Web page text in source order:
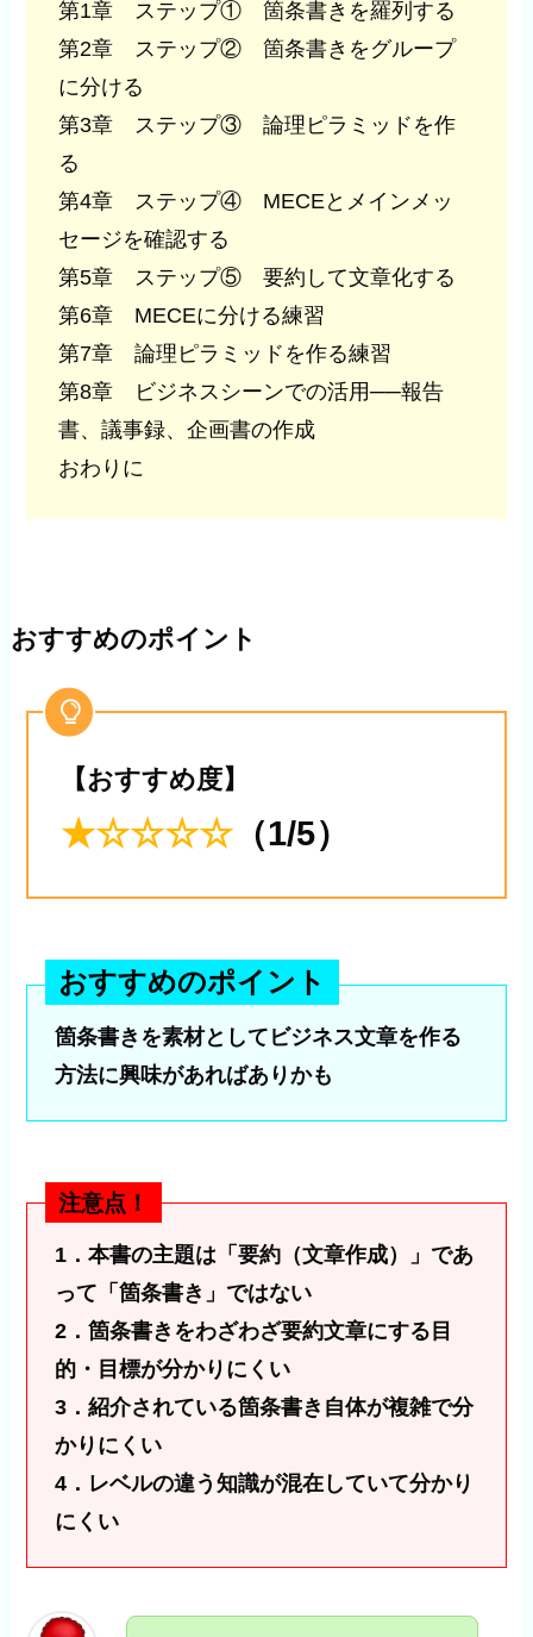
第1章 ステップ① 箇条書きを羅列する
第2章 ステップ② 箇条書きをグループ
に分ける
第3章 ステップ③ 論理ピラミッドを作
る
第4章 ステップ④ MECEとメインメッ
セージを確認する
第5章 ステップ⑤ 要約して文章化する
第6章 MECEに分ける練習
第7章 論理ピラミッドを作る練習
第8章 ビジネスシーンでの活用──報告
書、議事録、企画書の作成
おわりに
おすすめのポイント
【おすすめ度】
★☆☆☆☆ （1/5）
おすすめのポイント
箇条書きを素材としてビジネス文章を作る
方法に興味があればありかも
注意点！
1．本書の主題は「要約（文章作成）」であ
って「箇条書き」ではない
2．箇条書きをわざわざ要約文章にする 目
的・目標が分かりにくい
3．紹介されている箇条書き自体が複雑で分
かりにくい
4． レベルの違う知識が混在していて分かり
にくい